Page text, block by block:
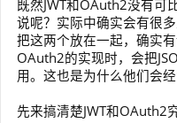
既然JWT和OAuth2没有可
说呢？实际中确实会有很
把这两个放在一起，确实
OAuth2的实现时，会把
用。这也是为什么他们会经
先来搞清楚JWT和OAuth2